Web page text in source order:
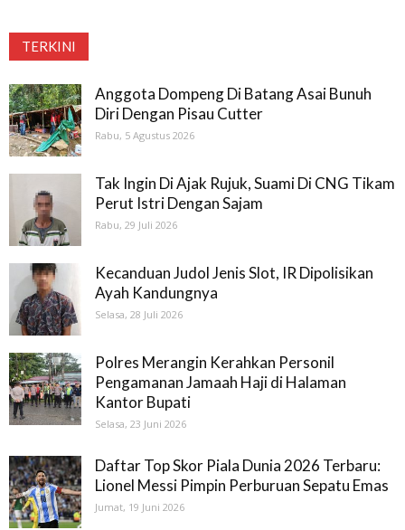
TERKINI
Anggota Dompeng Di Batang Asai Bunuh
Diri Dengan Pisau Cutter
Rabu, 5 Agustus 2026
Tak Ingin Di Ajak Rujuk, Suami Di CNG Tikam
Perut Istri Dengan Sajam
Rabu, 29 Juli 2026
Kecanduan Judol Jenis Slot, IR Dipolisikan
Ayah Kandungnya
Selasa, 28 Juli 2026
Polres Merangin Kerahkan Personil
Pengamanan Jamaah Haji di Halaman
Kantor Bupati
Selasa, 23 Juni 2026
Daftar Top Skor Piala Dunia 2026 Terbaru:
Lionel Messi Pimpin Perburuan Sepatu Emas
Jumat, 19 Juni 2026